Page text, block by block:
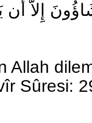
Allah
Sûresi: